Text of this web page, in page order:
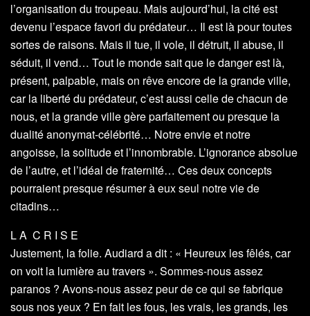
l’organisation du troupeau. Mais aujourd’hui, la cité est
devenu l’espace favori du prédateur… Il est là pour toutes
sortes de raisons. Mais il tue, il vole, il détruit, il abuse, il
séduit, il vend… Tout le monde sait que le danger est là,
présent, palpable, mais on rêve encore de la grande ville,
car la liberté du prédateur, c’est aussi celle de chacun de
nous, et la grande ville gère parfaitement ou presque la
dualité anonymat-célébrité… Notre envie et notre
angoisse, la solitude et l’innombrable. L’ignorance absolue
de l’autre, et l’idéal de fraternité… Ces deux concepts
pourraient presque résumer à eux seul notre vie de
citadins…
L A C R I S E
Justement, la folie. Audiard a dit : « Heureux les fêlés, car
on voit la lumière au travers ». Sommes-nous assez
paranos ? Avons-nous assez peur de ce qui se fabrique
sous nos yeux ? En fait les fous, les vrais, les grands, les